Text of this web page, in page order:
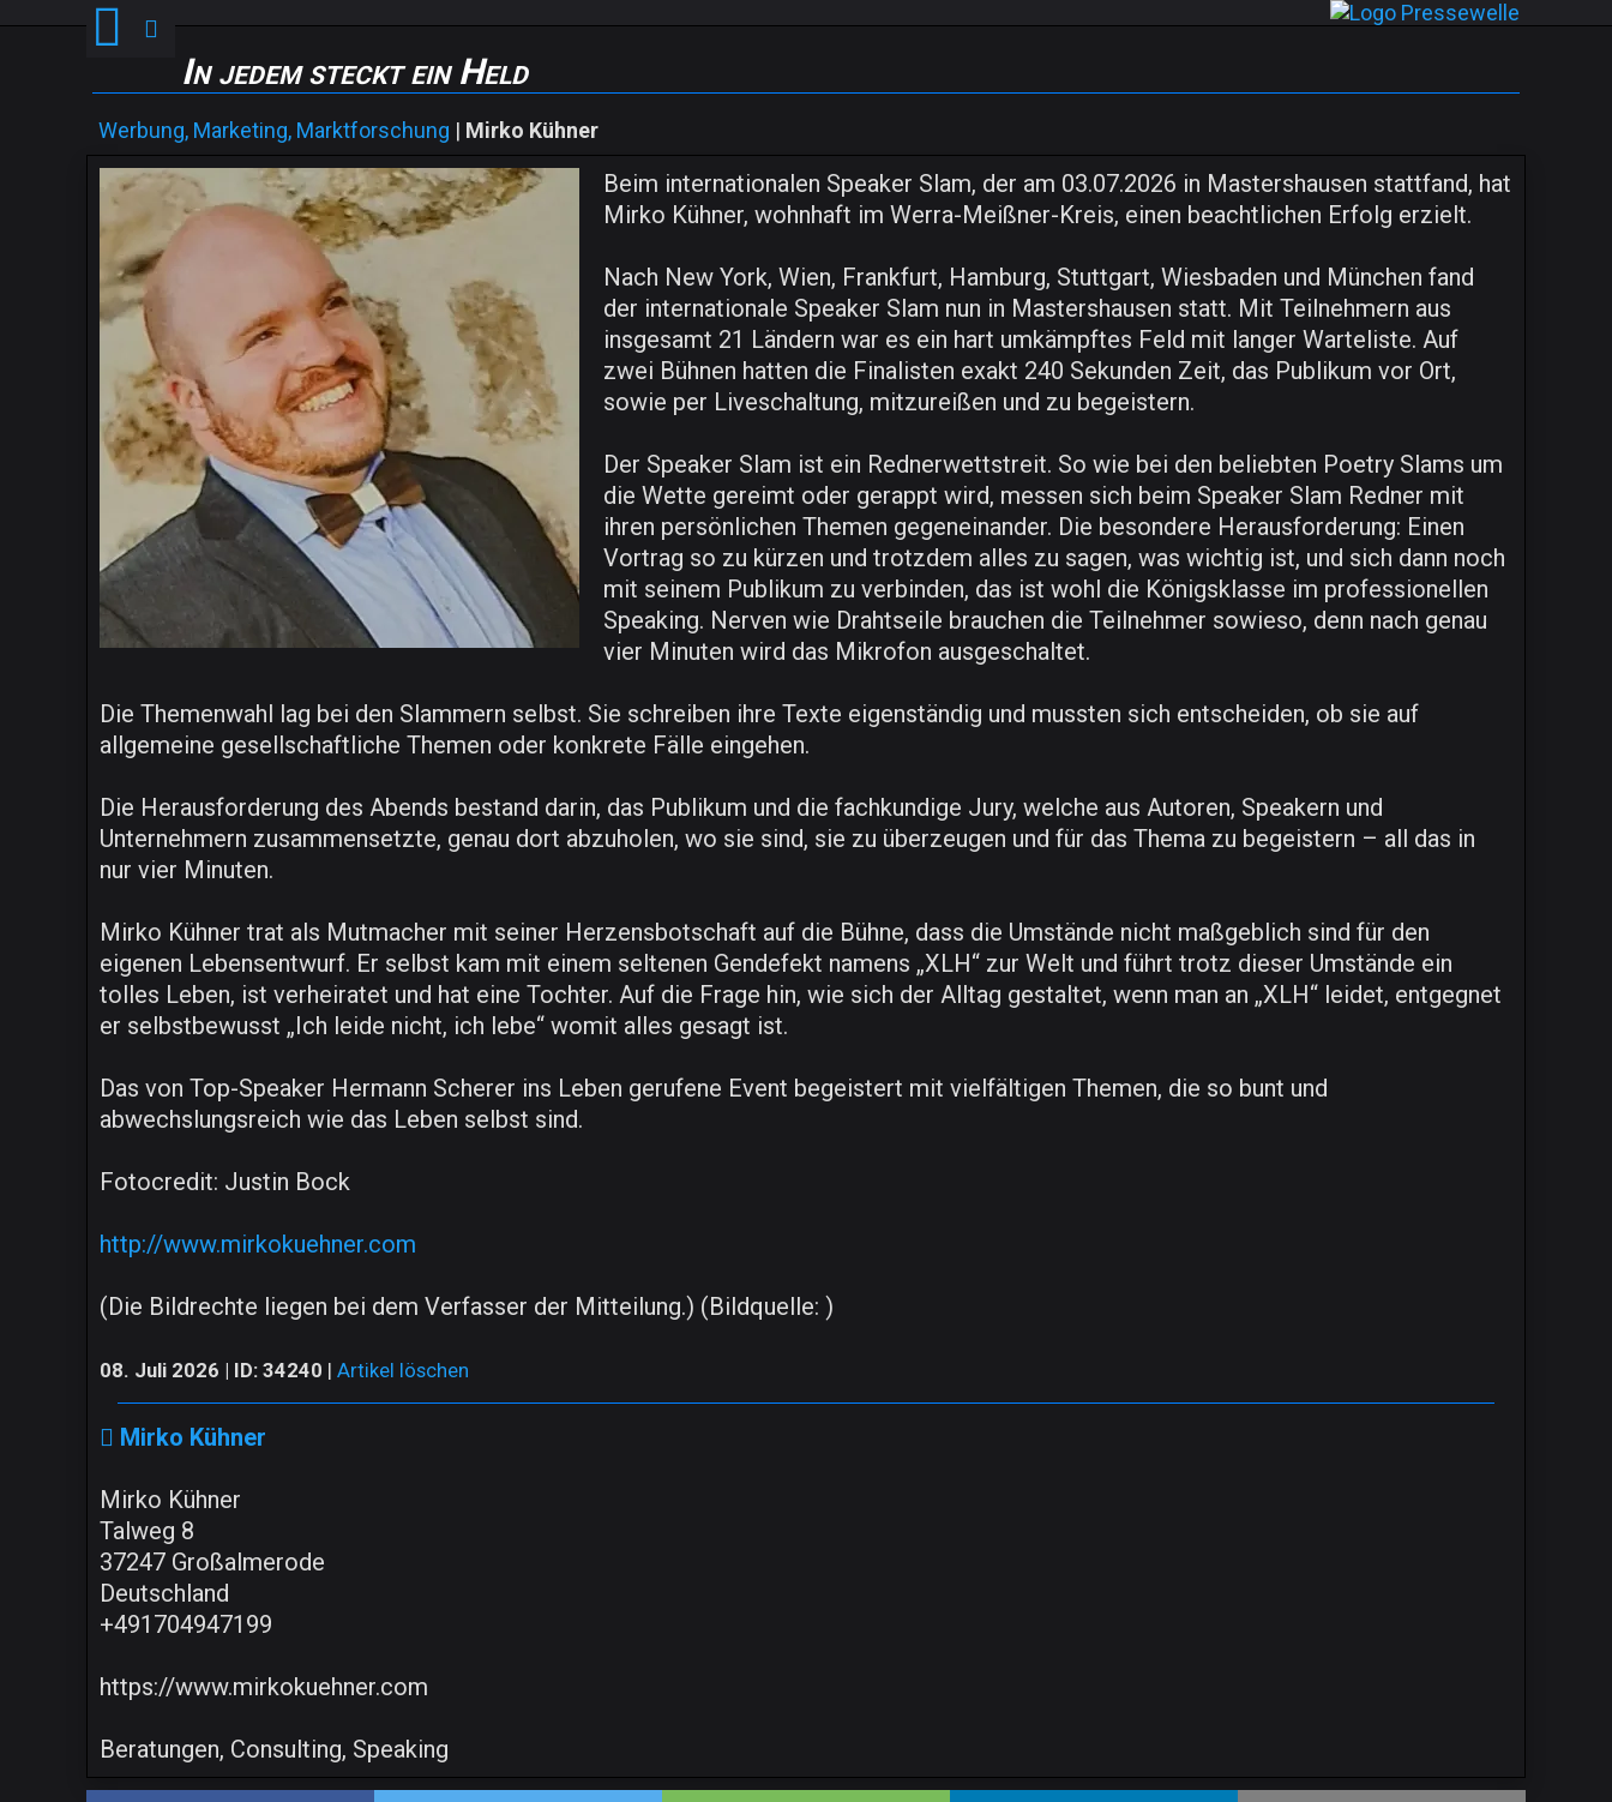
In jedem steckt ein Held
Werbung, Marketing, Marktforschung | Mirko Kühner
Beim internationalen Speaker Slam, der am 03.07.2026 in Mastershausen stattfand, hat
Mirko Kühner, wohnhaft im Werra-Meißner-Kreis, einen beachtlichen Erfolg erzielt.
Nach New York, Wien, Frankfurt, Hamburg, Stuttgart, Wiesbaden und München fand
der internationale Speaker Slam nun in Mastershausen statt. Mit Teilnehmern aus
insgesamt 21 Ländern war es ein hart umkämpftes Feld mit langer Warteliste. Auf
zwei Bühnen hatten die Finalisten exakt 240 Sekunden Zeit, das Publikum vor Ort,
sowie per Liveschaltung, mitzureißen und zu begeistern.
Der Speaker Slam ist ein Rednerwettstreit. So wie bei den beliebten Poetry Slams um
die Wette gereimt oder gerappt wird, messen sich beim Speaker Slam Redner mit
ihren persönlichen Themen gegeneinander. Die besondere Herausforderung: Einen
Vortrag so zu kürzen und trotzdem alles zu sagen, was wichtig ist, und sich dann noch
mit seinem Publikum zu verbinden, das ist wohl die Königsklasse im professionellen
Speaking. Nerven wie Drahtseile brauchen die Teilnehmer sowieso, denn nach genau
vier Minuten wird das Mikrofon ausgeschaltet.
Die Themenwahl lag bei den Slammern selbst. Sie schreiben ihre Texte eigenständig und mussten sich entscheiden, ob sie auf
allgemeine gesellschaftliche Themen oder konkrete Fälle eingehen.
Die Herausforderung des Abends bestand darin, das Publikum und die fachkundige Jury, welche aus Autoren, Speakern und
Unternehmern zusammensetzte, genau dort abzuholen, wo sie sind, sie zu überzeugen und für das Thema zu begeistern – all das in
nur vier Minuten.
Mirko Kühner trat als Mutmacher mit seiner Herzensbotschaft auf die Bühne, dass die Umstände nicht maßgeblich sind für den
eigenen Lebensentwurf. Er selbst kam mit einem seltenen Gendefekt namens „XLH“ zur Welt und führt trotz dieser Umstände ein
tolles Leben, ist verheiratet und hat eine Tochter. Auf die Frage hin, wie sich der Alltag gestaltet, wenn man an „XLH“ leidet, entgegnet
er selbstbewusst „Ich leide nicht, ich lebe“ womit alles gesagt ist.
Das von Top-Speaker Hermann Scherer ins Leben gerufene Event begeistert mit vielfältigen Themen, die so bunt und
abwechslungsreich wie das Leben selbst sind.
Fotocredit: Justin Bock
http://www.mirkokuehner.com
(Die Bildrechte liegen bei dem Verfasser der Mitteilung.) (Bildquelle: )
08. Juli 2026 | ID: 34240 Artikel löschen
Mirko Kühner
Mirko Kühner
Talweg 8
37247 Großalmerode
Deutschland
+491704947199
https://www.mirkokuehner.com
Beratungen, Consulting, Speaking